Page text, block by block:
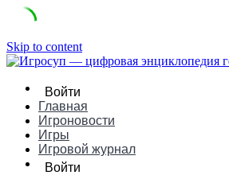
Skip to content
Войти
Главная
Игроновости
Игры
Игровой журнал
Войти